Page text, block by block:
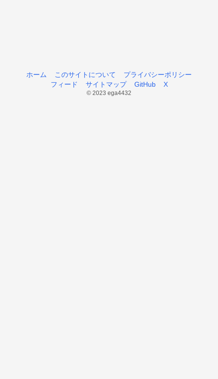
© 2023 ega4432
ホーム このサイトについて
プライバシーポリシー
フィード
サイトマップ GitHub X